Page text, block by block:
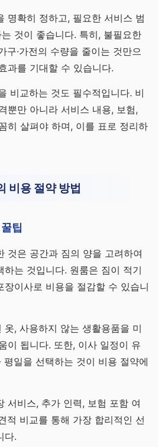
명확히 정하고, 필요한 서비스 범
것이 좋습니다. 특히, 불필요한
구·가전의 수량을 줄이는 것만으
과를 기대할 수 있습니다.
비교하는 것도 필수적입니다. 비
뿐만 아니라 서비스 내용, 보험,
히 살펴야 하며, 이를 표로 정리하
비용 절약 방법
팁
것은 공간과 짐의 양을 고려하여
하는 것입니다. 원룸은 짐이 적기
이사로 비용을 절감할 수 있습니
옷, 사용하지 않는 생활용품을 미
이 됩니다. 또한, 이사 일정이 유
일을 선택하는 것이 비용 절약에
서비스, 추가 인력, 보험 포함 여
적 비교를 통해 가장 합리적인 선
다.